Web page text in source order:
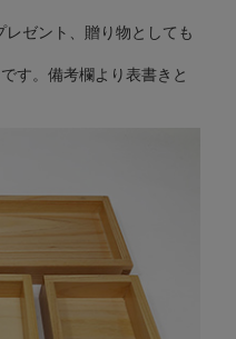
ゼント、贈り物としても
す。備考欄より表書きと